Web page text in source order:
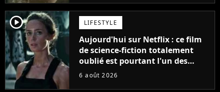
player2 LIFESTYLE
Aujourd'hui sur Netflix : ce film
de science-fiction totalement
oublié est pourtant l'un des
meilleurs des années 2010
6 août 2026